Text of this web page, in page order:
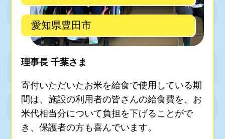
愛知県豊田市
理事長 千葉さま
寄付いただいたお米を給食で使用している期
間は、施設の利用者の皆さんの給食費を、お
米代相当分について負担を下げることがで
き、保護者の方も喜んでいます。